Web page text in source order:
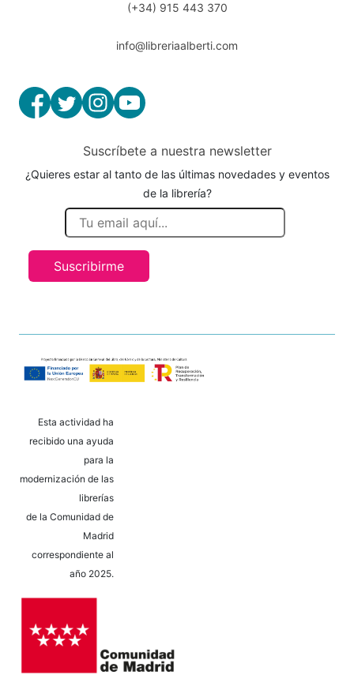
(+34) 915 443 370
info@libreriaalberti.com
Suscríbete a nuestra newsletter
¿Quieres estar al tanto de las últimas novedades y eventos
de la librería?
Suscribirme
Esta actividad ha
recibido una ayuda
para la
modernización de las
librerías
de la Comunidad de
Madrid
correspondiente al
año 2025.